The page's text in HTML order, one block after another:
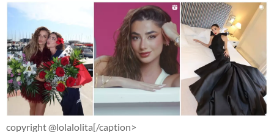
copyright @lolalolita[/caption>